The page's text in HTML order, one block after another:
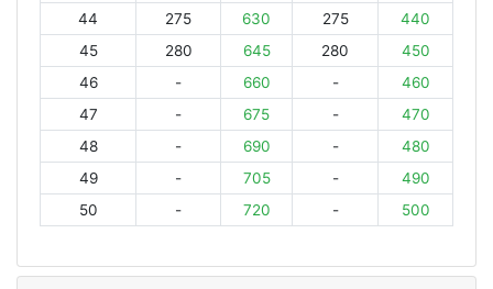
44
275 630 275
440
45
280 645 280
450
46
- 660 -
460
47
- 675 -
470
48
- 690 -
480
49
- 705 -
490
50
- 720 - 500